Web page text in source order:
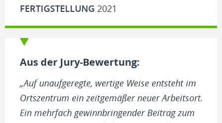
FERTIGSTELLUNG 2021
Aus der Jury-Bewertung:
„Auf unaufgeregte, wertige Weise entsteht im
Ortszentrum ein zeitgemäßer neuer Arbeitsort.
Ein mehrfach gewinnbringender Beitrag zum